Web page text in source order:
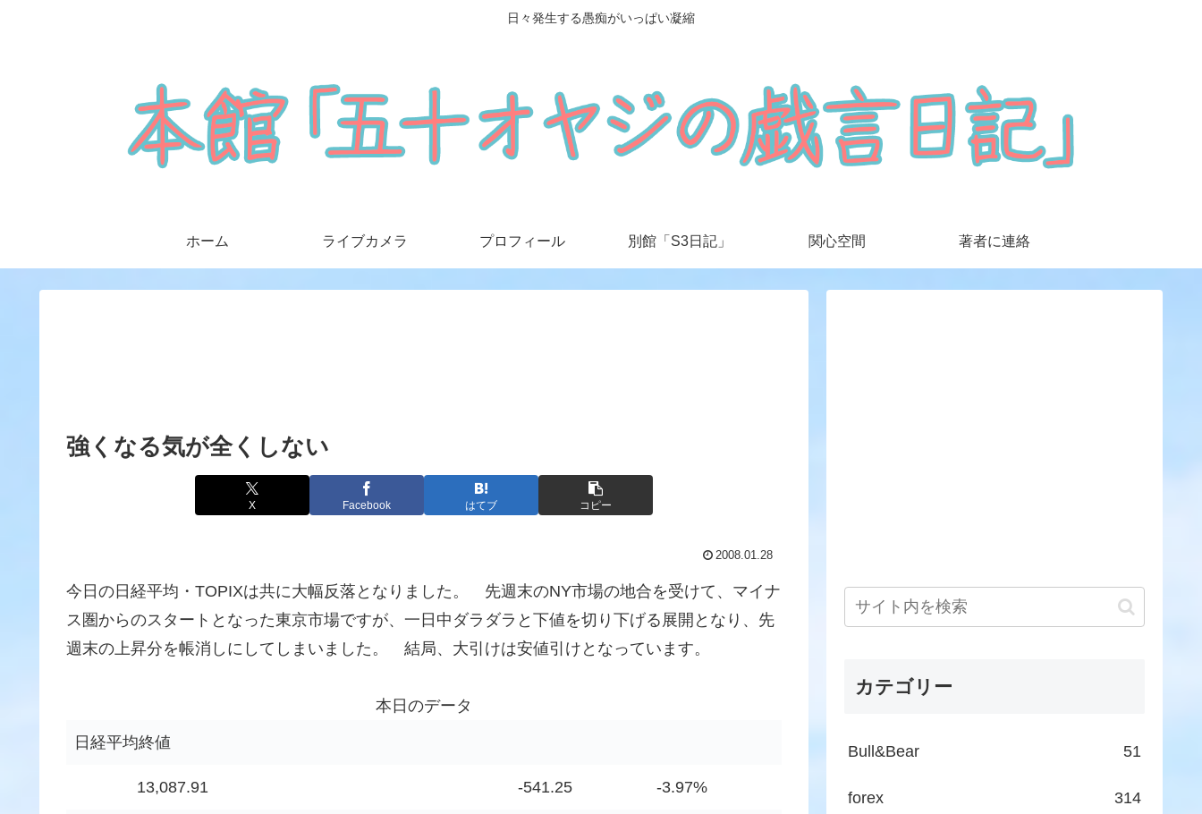
日々発生する愚痴がいっぱい凝縮
ホーム ライブカメラ プロフィール 別館「S3日記」 関心空間 著者に連絡
強くなる気が全くしない
X Facebook はてブ コピー
2008.01.28
今日の日経平均・TOPIXは共に大幅反落となりました。 先週末のNY市場の地合を受けて、マイナ
ス圏からのスタートとなった東京市場ですが、一日中ダラダラと下値を切り下げる展開となり、先
週末の上昇分を帳消しにしてしまいました。 結局、大引けは安値引けとなっています。
本日のデータ
日経平均終値
13,087.91 -541.25 -3.97%
カテゴリー
Bull&Bear 51
forex 314